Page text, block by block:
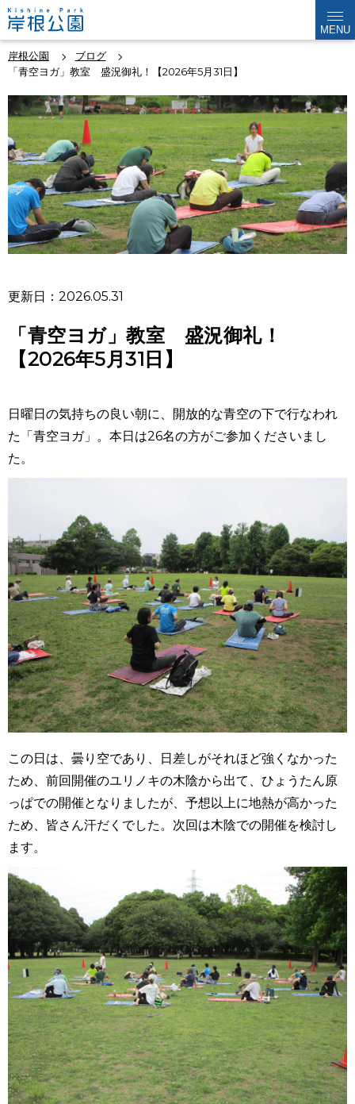
MENU
岸根公園
ブログ
「青空ヨガ」教室 盛況御礼！【2026年5月31日】
更新日：2026.05.31
「青空ヨガ」教室 盛況御礼！
【2026年5月31日】
日曜日の気持ちの良い朝に、開放的な青空の下で行なわれ
た「青空ヨガ」。本日は26名の方がご参加くださいまし
た。
この日は、曇り空であり、日差しがそれほど強くなかった
ため、前回開催のユリノキの木陰から出て、ひょうたん原
っぱでの開催となりましたが、予想以上に地熱が高かった
ため、皆さん汗だくでした。次回は木陰での開催を検討し
ます。